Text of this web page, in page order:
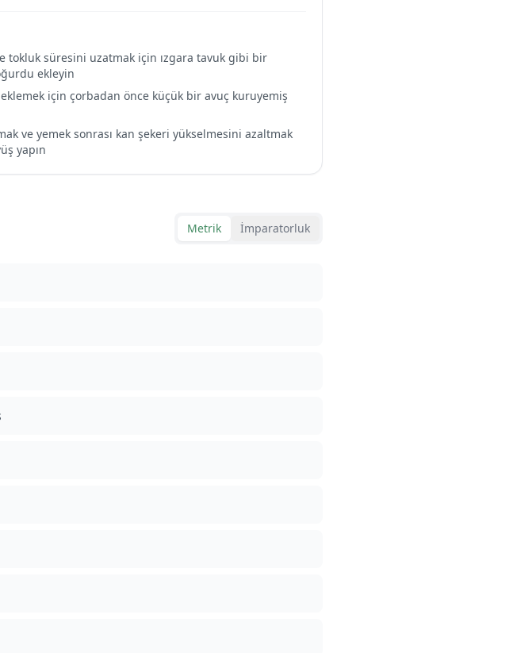
tokluk süresini uzatmak için ızgara tavuk gibi bir
ekleyin
eklemek için çorbadan önce küçük bir avuç kuruyemiş
ve yemek sonrası kan şekeri yükselmesini azaltmak
yapın
Metrik İmparatorluk